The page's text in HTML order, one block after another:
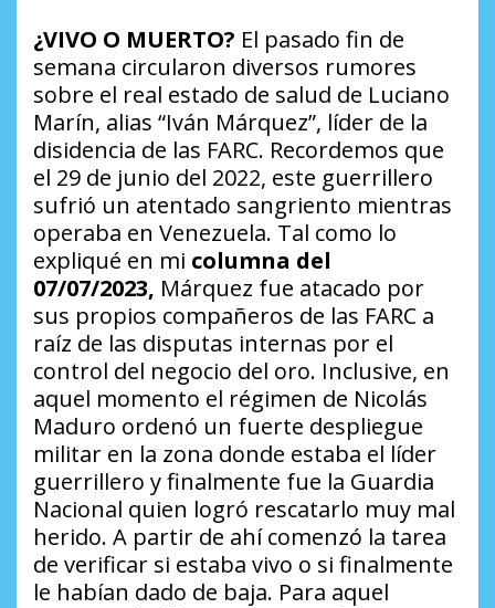
¿VIVO O MUERTO? El pasado fin de
semana circularon diversos rumores
sobre el real estado de salud de Luciano
Marín, alias “Iván Márquez”, líder de la
disidencia de las FARC. Recordemos que
el 29 de junio del 2022, este guerrillero
sufrió un atentado sangriento mientras
operaba en Venezuela. Tal como lo
expliqué en mi columna del
07/07/2023, Márquez fue atacado por
sus propios compañeros de las FARC a
raíz de las disputas internas por el
control del negocio del oro. Inclusive, en
aquel momento el régimen de Nicolás
Maduro ordenó un fuerte despliegue
militar en la zona donde estaba el líder
guerrillero y finalmente fue la Guardia
Nacional quien logró rescatarlo muy mal
herido. A partir de ahí comenzó la tarea
de verificar si estaba vivo o si finalmente
le habían dado de baja. Para aquel